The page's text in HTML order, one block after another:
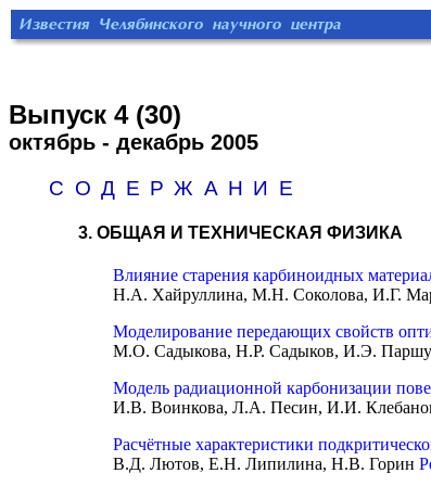
Выпуск 4 (30)
октябрь - декабрь 2005
СОДЕРЖАНИЕ
3. ОБЩАЯ И ТЕХНИЧЕСКАЯ ФИЗИКА
Влияние старения карбиноидных
Н.А. Хайруллина, М.Н. Соколова, И.Г.
Моделирование передающих свойств
М.О. Садыкова, Н.Р. Садыков, И.Э.
Модель радиационной карбонизации
И.В. Воинкова, Л.А. Песин, И.И.
Расчётные характеристики
В.Д. Лютов, Е.Н. Липилина, Н.В. Горин